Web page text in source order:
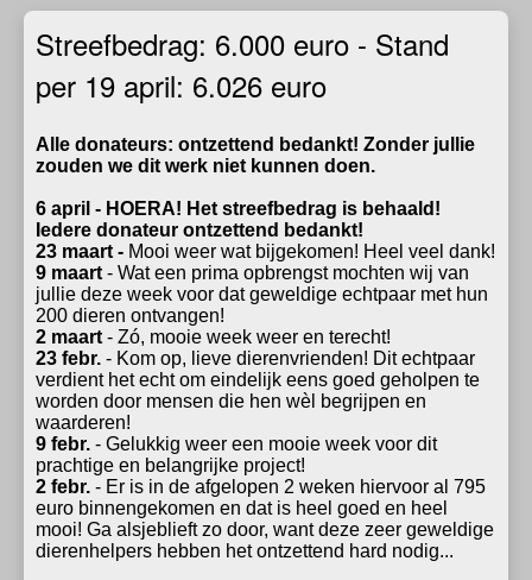
Streefbedrag: 6.000 euro - Stand
per 19 april: 6.026 euro
Alle donateurs: ontzettend bedankt! Zonder jullie
zouden we dit werk niet kunnen doen.
6 april - HOERA! Het streefbedrag is behaald!
Iedere donateur ontzettend bedankt!
23 maart - Mooi weer wat bijgekomen! Heel veel dank!
9 maart - Wat een prima opbrengst mochten wij van
jullie deze week voor dat geweldige echtpaar met hun
200 dieren ontvangen!
2 maart - Zó, mooie week weer en terecht!
23 febr. - Kom op, lieve dierenvrienden! Dit echtpaar
verdient het echt om eindelijk eens goed geholpen te
worden door mensen die hen wèl begrijpen en
waarderen!
9 febr. - Gelukkig weer een mooie week voor dit
prachtige en belangrijke project!
2 febr. - Er is in de afgelopen 2 weken hiervoor al 795
euro binnengekomen en dat is heel goed en heel
mooi! Ga alsjeblieft zo door, want deze zeer geweldige
dierenhelpers hebben het ontzettend hard nodig...